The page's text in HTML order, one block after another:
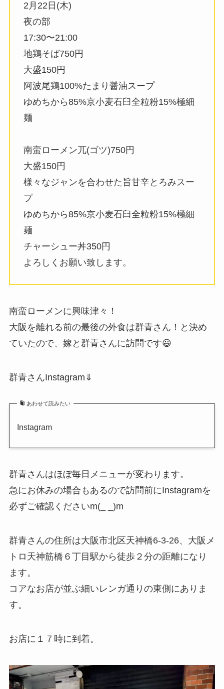
2月22日(木)
夜の部
17:30〜21:00
地鶏そば750円
大盛150円
阿波尾鶏100%たまり醤油スープ
ゆめちから85%京小麦石臼全粒粉15%極細
麺
南蛮ローメン兀(ゴツ)750円
大盛150円
様々なジャンを合わせた旨甘辛とろみスー
プ
ゆめちから85%京小麦石臼全粒粉15%極細
麺
チャーシュー丼350円
よろしくお願い致します。
南蛮ローメンに興味津々！
大阪を離れる前の最後の外食は群青さん！と決め
ていたので、嫁と群青さんに訪問です😃
群青さんInstagram⇓
あわせて読みたい
Instagram
群青さんはほぼ毎日メニューが変わります。
急にお休みの場合もあるので訪問前にInstagramを
必ずご確認くださいm(_ _)m
群青さんの住所は大阪市北区天神橋6-3-26、大阪メ
トロ天神筋橋６丁目駅から徒歩２分の距離になり
ます。
コアなお店が並ぶ細いレンガ通りの東側にありま
す。
お店に１７時に到着。